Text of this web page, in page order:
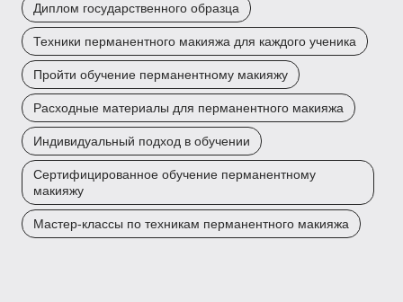
Диплом государственного образца
Техники перманентного макияжа для каждого ученика
Пройти обучение перманентному макияжу
Расходные материалы для перманентного макияжа
Индивидуальный подход в обучении
Сертифицированное обучение перманентному
макияжу
Мастер-классы по техникам перманентного макияжа